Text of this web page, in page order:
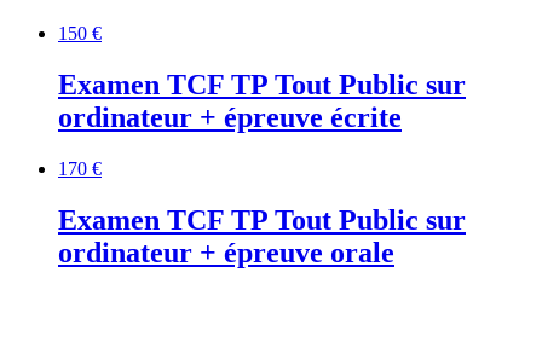
150 €
Examen TCF TP Tout Public sur
ordinateur + épreuve écrite
170 €
Examen TCF TP Tout Public sur
ordinateur + épreuve orale